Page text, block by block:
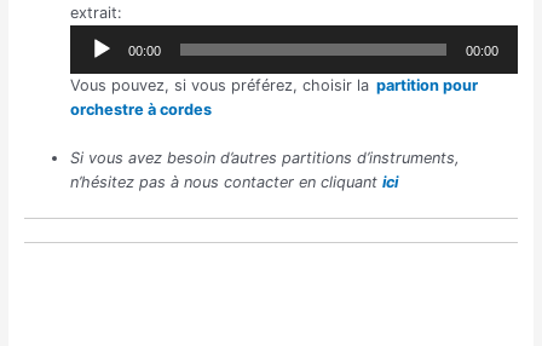
extrait:Lecteur
00:00 00:00
Vous pouvez, si vous préférez, choisir la partition pour
orchestre à cordes
Si vous avez besoin d’autres partitions d’instruments,
n’hésitez pas à nous contacter en cliquant ici